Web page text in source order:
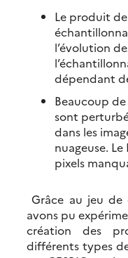
Le produit
l’évolution
dépendant
Beaucoup
sont
dans les
nuageuse.
pixels
Grâce au jeu de
avons pu
création des
différents types